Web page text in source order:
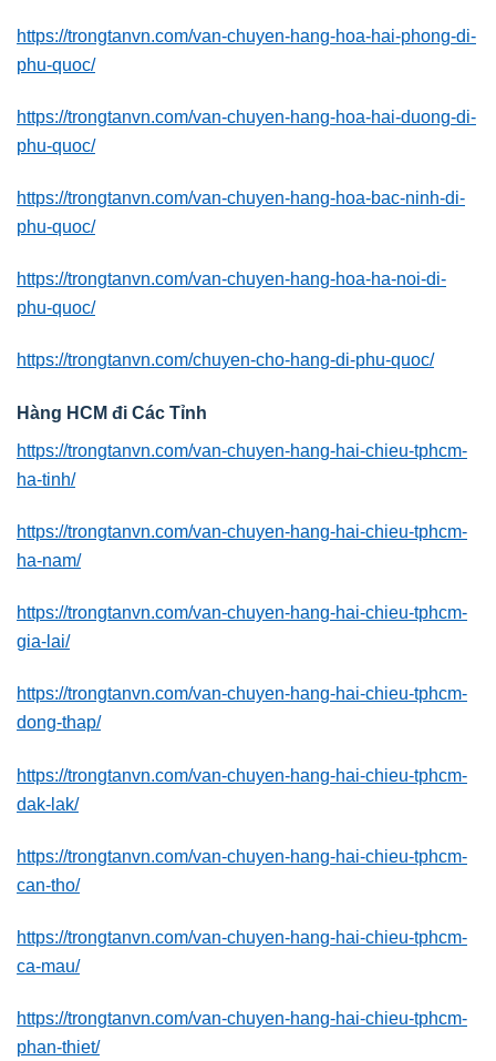
https://trongtanvn.com/van-chuyen-hang-hoa-hai-phong-di-
phu-quoc/
https://trongtanvn.com/van-chuyen-hang-hoa-hai-duong-di-
phu-quoc/
https://trongtanvn.com/van-chuyen-hang-hoa-bac-ninh-di-
phu-quoc/
https://trongtanvn.com/van-chuyen-hang-hoa-ha-noi-di-
phu-quoc/
https://trongtanvn.com/chuyen-cho-hang-di-phu-quoc/
Hàng HCM đi Các Tỉnh
https://trongtanvn.com/van-chuyen-hang-hai-chieu-tphcm-
ha-tinh/
https://trongtanvn.com/van-chuyen-hang-hai-chieu-tphcm-
ha-nam/
https://trongtanvn.com/van-chuyen-hang-hai-chieu-tphcm-
gia-lai/
https://trongtanvn.com/van-chuyen-hang-hai-chieu-tphcm-
dong-thap/
https://trongtanvn.com/van-chuyen-hang-hai-chieu-tphcm-
dak-lak/
https://trongtanvn.com/van-chuyen-hang-hai-chieu-tphcm-
can-tho/
https://trongtanvn.com/van-chuyen-hang-hai-chieu-tphcm-
ca-mau/
https://trongtanvn.com/van-chuyen-hang-hai-chieu-tphcm-
phan-thiet/